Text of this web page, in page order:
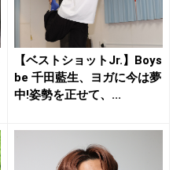
【ベストショットJr.】Boys
be 千田藍生、ヨガに今は夢
中!姿勢を正せて、...